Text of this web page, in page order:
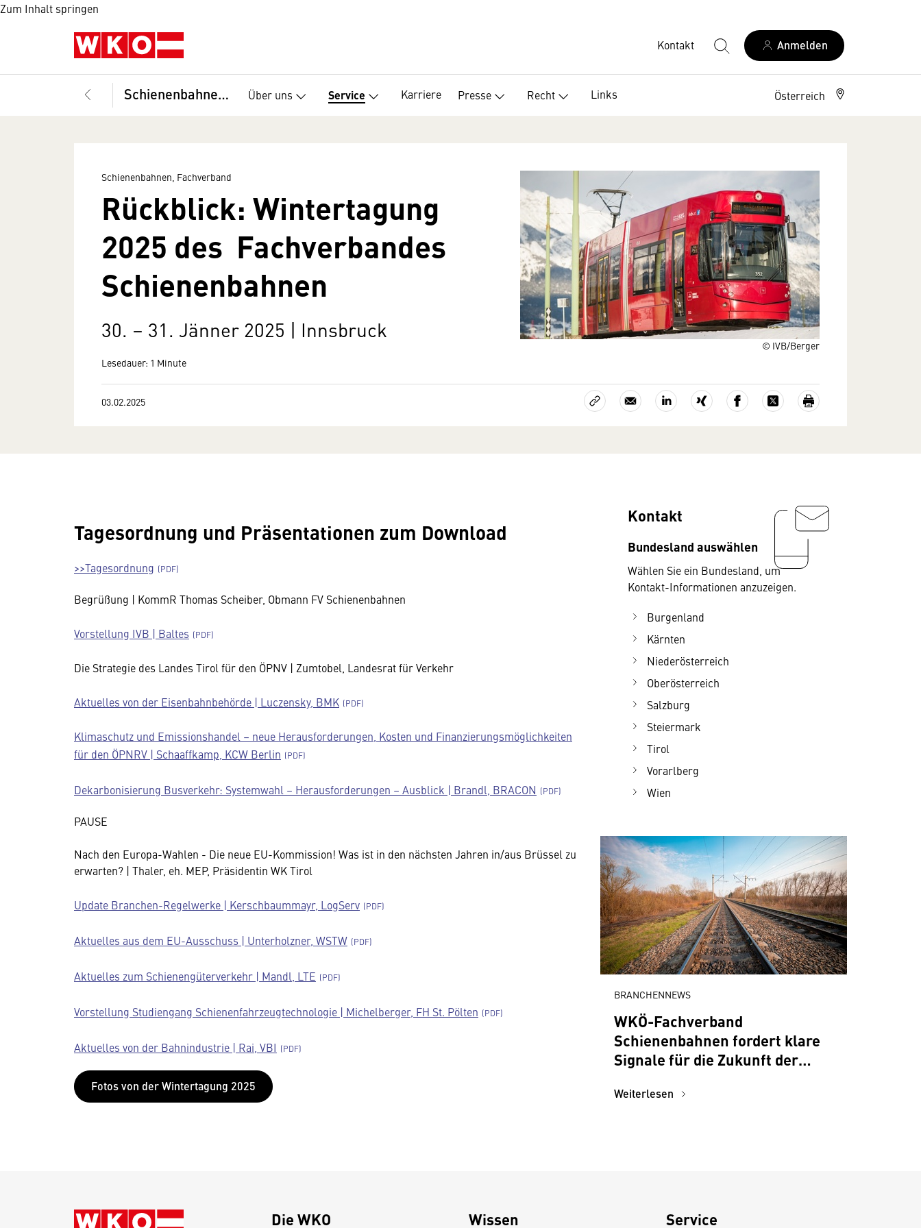
Zum Inhalt springen
Kontakt Anmelden
Schienenbahnen, Fachverband Über uns Service Karriere Presse Recht Links Österreich
© IVB/Berger
Schienenbahnen, Fachverband
Rückblick: Wintertagung
2025 des Fachverbandes
Schienenbahnen
30. – 31. Jänner 2025 | Innsbruck
Lesedauer: 1 Minute
03.02.2025
Tagesordnung und Präsentationen zum Download
>>Tagesordnung
Begrüßung | KommR Thomas Scheiber, Obmann FV Schienenbahnen
Vorstellung IVB | Baltes
Die Strategie des Landes Tirol für den ÖPNV | Zumtobel, Landesrat für Verkehr
Aktuelles von der Eisenbahnbehörde | Luczensky, BMK
Klimaschutz und Emissionshandel – neue Herausforderungen, Kosten und Finanzierungsmöglichkeiten
für den ÖPNRV | Schaaffkamp, KCW Berlin
Dekarbonisierung Busverkehr: Systemwahl – Herausforderungen – Ausblick | Brandl, BRACON
PAUSE
Nach den Europa-Wahlen - Die neue EU-Kommission! Was ist in den nächsten Jahren in/aus Brüssel zu
erwarten? | Thaler, eh. MEP, Präsidentin WK Tirol
Update Branchen-Regelwerke | Kerschbaummayr, LogServ
Aktuelles aus dem EU-Ausschuss | Unterholzner, WSTW
Aktuelles zum Schienengüterverkehr | Mandl, LTE
Vorstellung Studiengang Schienenfahrzeugtechnologie | Michelberger, FH St. Pölten
Aktuelles von der Bahnindustrie | Rai, VBI
Fotos von der Wintertagung 2025
Kontakt
Bundesland auswählen
Wählen Sie ein Bundesland, um
Kontakt-Informationen anzuzeigen.
Burgenland
Kärnten
Niederösterreich
Oberösterreich
Salzburg
Steiermark
Tirol
Vorarlberg
Wien
BRANCHENNEWS
WKÖ-Fachverband
Schienenbahnen fordert klare
Signale für die Zukunft der
Weiterlesen
Die WKO Wissen Service